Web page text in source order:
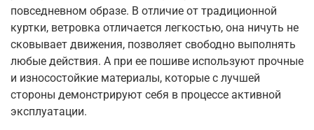
повседневном образе. В отличие от традиционной
куртки, ветровка отличается легкостью, она ничуть не
сковывает движения, позволяет свободно выполнять
любые действия. А при ее пошиве используют прочные
и износостойкие материалы, которые с лучшей
стороны демонстрируют себя в процессе активной
эксплуатации.